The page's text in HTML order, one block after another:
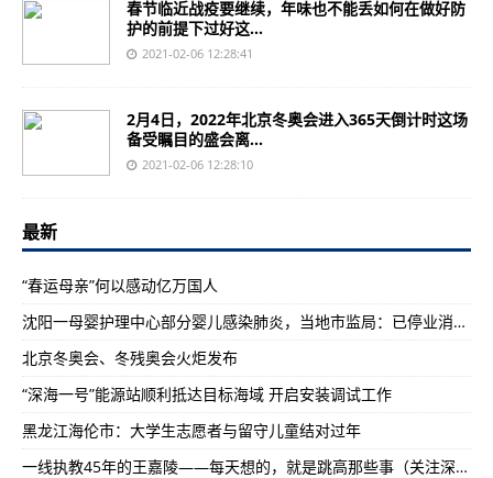
春节临近战疫要继续，年味也不能丢如何在做好防
护的前提下过好这...
2021-02-06 12:28:41
2月4日，2022年北京冬奥会进入365天倒计时这场
备受瞩目的盛会离...
2021-02-06 12:28:10
最新
“春运母亲”何以感动亿万国人
沈阳一母婴护理中心部分婴儿感染肺炎，当地市监局：已停业消杀，相关人员核酸检测均为阴性
北京冬奥会、冬残奥会火炬发布
“深海一号”能源站顺利抵达目标海域 开启安装调试工作
黑龙江海伦市：大学生志愿者与留守儿童结对过年
一线执教45年的王嘉陵——每天想的，就是跳高那些事（关注深耕基层的老教练）